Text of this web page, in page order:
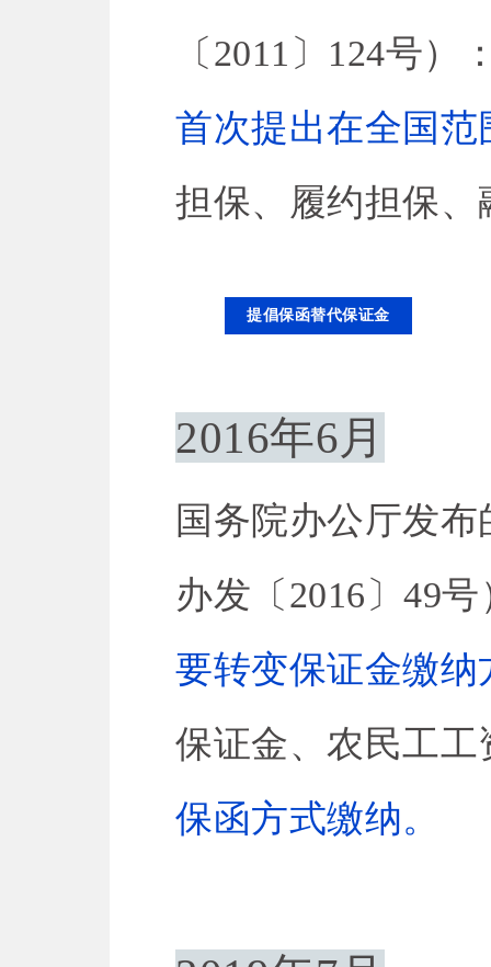
〔2011〕124号）
首次提出在全国
担保、履约担保
提倡保函替代保证金
2016年6月
国务院办公厅发
办发〔2016〕49
要转变保证金缴纳
保证金、农民工
保函方式缴纳。